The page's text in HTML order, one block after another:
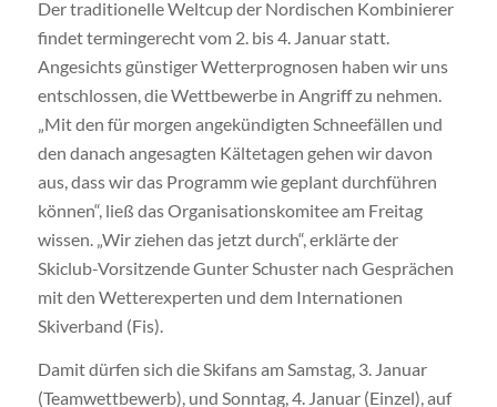
Der traditionelle Weltcup der Nordischen Kombinierer
findet termingerecht vom 2. bis 4. Januar statt.
Angesichts günstiger Wetterprognosen haben wir uns
entschlossen, die Wettbewerbe in Angriff zu nehmen.
„Mit den für morgen angekündigten Schneefällen und
den danach angesagten Kältetagen gehen wir davon
aus, dass wir das Programm wie geplant durchführen
können“, ließ das Organisationskomitee am Freitag
wissen. „Wir ziehen das jetzt durch“, erklärte der
Skiclub-Vorsitzende Gunter Schuster nach Gesprächen
mit den Wetterexperten und dem Internationen
Skiverband (Fis).
Damit dürfen sich die Skifans am Samstag, 3. Januar
(Teamwettbewerb), und Sonntag, 4. Januar (Einzel), auf